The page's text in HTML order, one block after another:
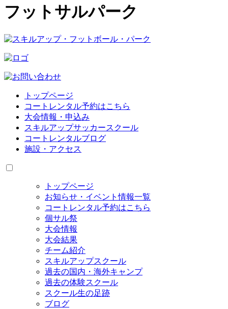
フットサルパーク
トップページ
コートレンタル予約はこちら
大会情報・申込み
スキルアップサッカースクール
コートレンタルブログ
施設・アクセス
トップページ
お知らせ・イベント情報一覧
コートレンタル予約はこちら
個サル祭
大会情報
大会結果
チーム紹介
スキルアップスクール
過去の国内・海外キャンプ
過去の体験スクール
スクール生の足跡
ブログ